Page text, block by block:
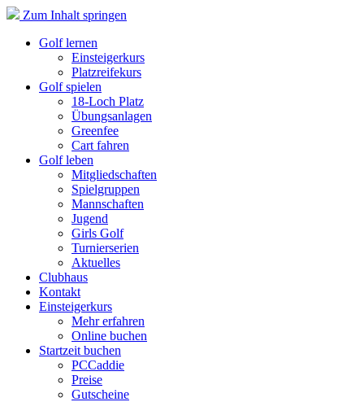
Zum Inhalt springen
Golf lernen
Einsteigerkurs
Platzreifekurs
Golf spielen
18-Loch Platz
Übungsanlagen
Greenfee
Cart fahren
Golf leben
Mitgliedschaften
Spielgruppen
Mannschaften
Jugend
Girls Golf
Turnierserien
Aktuelles
Clubhaus
Kontakt
Einsteigerkurs
Mehr erfahren
Online buchen
Startzeit buchen
PCCaddie
Preise
Gutscheine